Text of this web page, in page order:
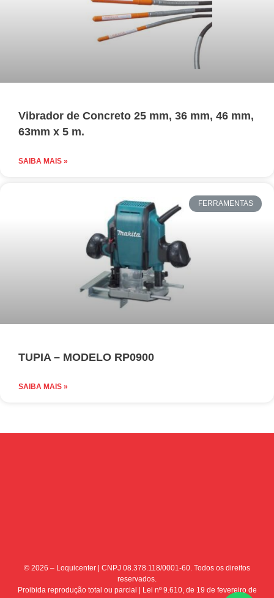
Vibrador de Concreto 25 mm, 36 mm, 46 mm,
63mm x 5 m.
SAIBA MAIS »
FERRAMENTAS
TUPIA – MODELO RP0900
SAIBA MAIS »
© 2026 – Loquicenter | CNPJ 08.378.118/0001-60. Todos os direitos
reservados.
Proibida reprodução total ou parcial | Lei nº 9.610, de 19 de fevereiro de